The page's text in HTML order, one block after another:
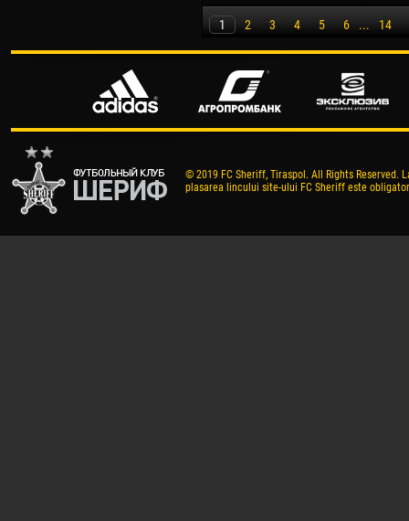
1 2 3 4 5 6 ... 14
© 2019 FC Sheriff, Tiraspol. All Rights
plasarea lincului site-ului FC Sheriff este